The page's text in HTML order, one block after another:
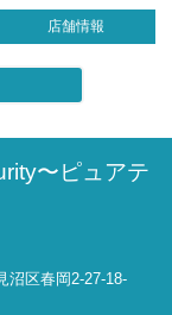
店舗情報
〜ピュアテ
沼区春岡2-27-18-